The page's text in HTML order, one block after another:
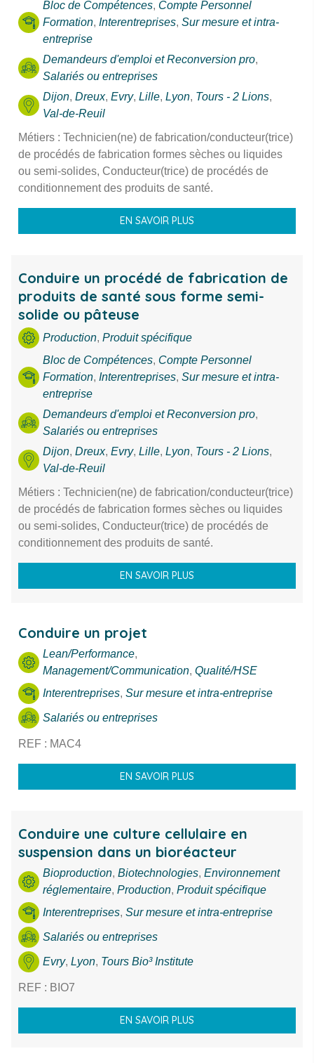
Bloc de Compétences, Compte Personnel
Formation, Interentreprises, Sur mesure et intra-
entreprise
Demandeurs d'emploi et Reconversion pro,
Salariés ou entreprises
Dijon, Dreux, Evry, Lille, Lyon, Tours - 2 Lions,
Val-de-Reuil
Métiers : Technicien(ne) de fabrication/conducteur(trice)
de procédés de fabrication formes sèches ou liquides
ou semi-solides, Conducteur(trice) de procédés de
conditionnement des produits de santé.
EN SAVOIR PLUS
Conduire un procédé de fabrication de
produits de santé sous forme semi-
solide ou pâteuse
Production, Produit spécifique
Bloc de Compétences, Compte Personnel
Formation, Interentreprises, Sur mesure et intra-
entreprise
Demandeurs d'emploi et Reconversion pro,
Salariés ou entreprises
Dijon, Dreux, Evry, Lille, Lyon, Tours - 2 Lions,
Val-de-Reuil
Métiers : Technicien(ne) de fabrication/conducteur(trice)
de procédés de fabrication formes sèches ou liquides
ou semi-solides, Conducteur(trice) de procédés de
conditionnement des produits de santé.
EN SAVOIR PLUS
Conduire un projet
Lean/Performance,
Management/Communication, Qualité/HSE
Interentreprises, Sur mesure et intra-entreprise
Salariés ou entreprises
REF : MAC4
EN SAVOIR PLUS
Conduire une culture cellulaire en
suspension dans un bioréacteur
Bioproduction, Biotechnologies, Environnement
réglementaire, Production, Produit spécifique
Interentreprises, Sur mesure et intra-entreprise
Salariés ou entreprises
Evry, Lyon, Tours Bio³ Institute
REF : BIO7
EN SAVOIR PLUS